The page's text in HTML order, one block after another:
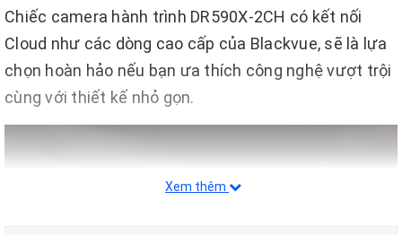
Chiếc camera hành trình DR590X-2CH có kết nối
Cloud như các dòng cao cấp của Blackvue, sẽ là lựa
chọn hoàn hảo nếu bạn ưa thích công nghệ vượt trội
cùng với thiết kế nhỏ gọn.
Xem thêm